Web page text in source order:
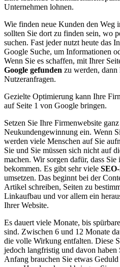
Unternehmen lohnen.
Wie finden neue Kunden den Weg
sollten Sie dort zu finden sein, wo
suchen. Fast jeder nutzt heute das
Google Suche, um Informationen
Wenn Sie es schaffen, mit Ihrer
Google gefunden zu werden, dann
Nutzeranfragen.
Gezielte Optimierung kann Ihre
auf Seite 1 von Google bringen.
Setzen Sie Ihre Firmenwebsite
Neukundengewinnung ein. Wenn
werden viele Menschen auf Sie
Sie und Sie müssen sich nicht auf
machen. Wir sorgen dafür, dass
bekommen. Es gibt sehr viele
umsetzen. Das beginnt bei der
Artikel schreiben, Seiten zu
Linkaufbau und vor allem ein
Ihrer Website.
Es dauert viele Monate, bis
sind. Zwischen 6 und 12 Monate
die volle Wirkung entfalten. Diese
jedoch langfristig und davon haben
Anfang brauchen Sie etwas